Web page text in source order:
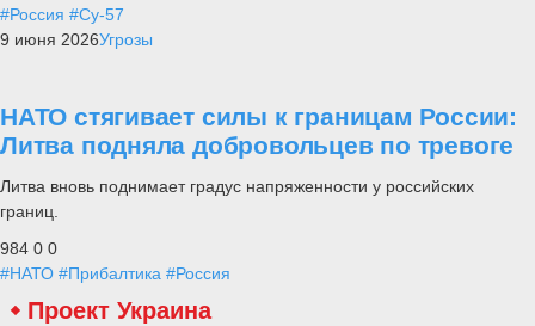
#Россия #Су-57
9 июня 2026Угрозы
НАТО стягивает силы к границам России:
Литва подняла добровольцев по тревоге
Литва вновь поднимает градус напряженности у российских
границ.
984 0 0
#НАТО #Прибалтика #Россия
Проект Украина